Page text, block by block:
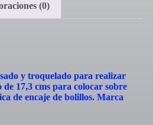
(0)
y troquelado para realizar
17,3 cms para colocar sobre
de encaje de bolillos. Marca